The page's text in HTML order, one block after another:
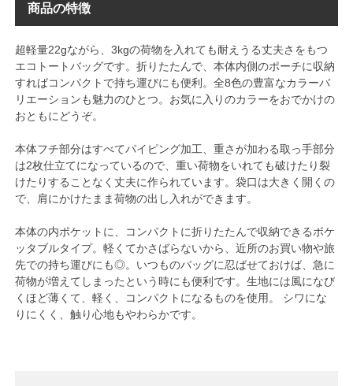
商品の特徴
超軽量22gながら、3kgの荷物を入れても耐えうる丈夫さをもつ
エコトートバッグです。折りたたんで、本体内側のポーチに収納
すればコンパクトで持ち運びにも便利。全8色の豊富なカラーバ
リエーションも魅力のひとつ。お気に入りのカラーをおでかけの
おともにどうぞ。
本体フチ部分はすべてパイピング加工、重さが加わる取っ手部分
は2枚仕立てになっているので、重い荷物をいれても破けたり裂
けたりすることなく丈夫に作られています。袋口は大きく開くの
で、肩にかけたまま荷物の出し入れができます。
本体の内ポケットに、コンパクトに折りたたんで収納できるポケ
ッタブルタイプ。軽くてかさばらないから、近所のお買い物や旅
先での持ち運びにも◎。いつものバッグに忍ばせておけば、急に
荷物が増えてしまったという時にも便利です。生地には風になび
くほど薄くて、軽く、コンパクトになるものを使用。 シワにな
りにくく、触り心地もやわらかです。